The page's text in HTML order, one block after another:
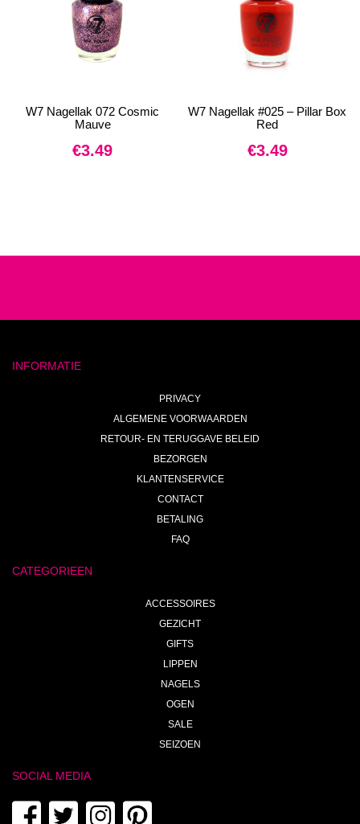
W7 Nagellak 072 Cosmic
Mauve
€3.49
W7 Nagellak #025 – Pillar Box
Red
€3.49
INFORMATIE
PRIVACY
ALGEMENE VOORWAARDEN
RETOUR- EN TERUGGAVE BELEID
BEZORGEN
KLANTENSERVICE
CONTACT
BETALING
FAQ
CATEGORIEEN
ACCESSOIRES
GEZICHT
GIFTS
LIPPEN
NAGELS
OGEN
SALE
SEIZOEN
SOCIAL MEDIA